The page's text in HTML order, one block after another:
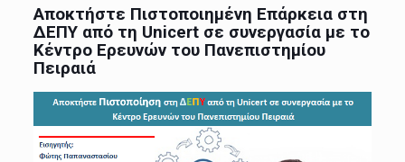
Αποκτήστε Πιστοποιημένη Επάρκεια στη
ΔΕΠΥ από τη Unicert σε συνεργασία με το
Κέντρο Ερευνών του Πανεπιστημίου
Πειραιά